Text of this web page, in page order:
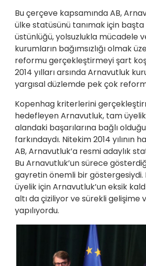
Bu çerçeve kapsamında AB,
ülke statüsünü tanımak için
üstünlüğü, yolsuzlukla mücadele
kurumların bağımsızlığı olmak
reformu gerçekleştirmeyi şart
2014 yılları arsında Arnavutluk
yargısal düzlemde pek çok
Kopenhag kriterlerini
hedefleyen Arnavutluk, tam
alandaki başarılarına bağlı
farkındaydı. Nitekim 2014 yılının
AB, Arnavutluk’a resmi adaylık
Bu Arnavutluk’un sürece
gayretin önemli bir
üyelik için Arnavutluk’un eksik
altı da çiziliyor ve sürekli gelişime
yapılıyordu.